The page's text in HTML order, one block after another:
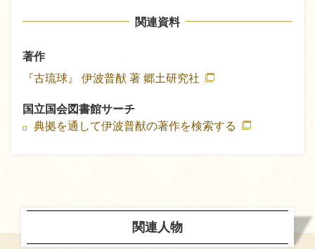
関連資料
著作
『古琉球』
伊波普猷 著 郷土研究社
国立国会図書館サーチ
典拠を通して伊波普猷の著作を検索する
関連人物